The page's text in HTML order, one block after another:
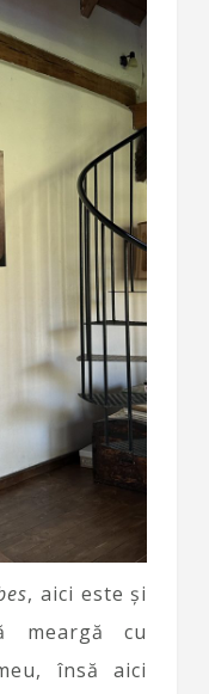
, aici este și
meargă cu
însă aici